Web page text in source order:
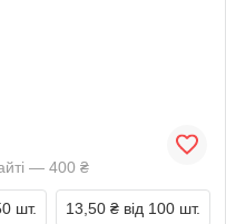
— 400 ₴
шт. 13,50 ₴ від 100 шт.